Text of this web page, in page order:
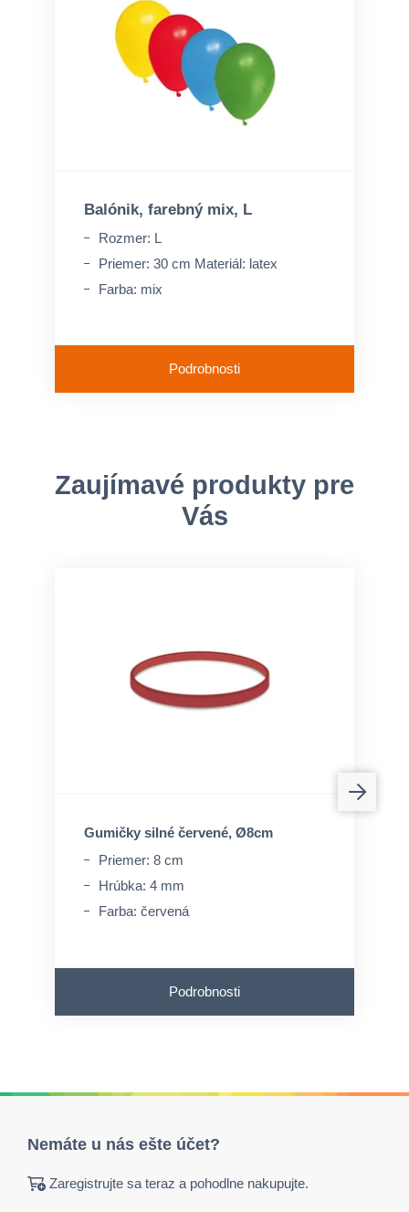
Balónik, farebný mix, L
Rozmer: L
Priemer: 30 cm Materiál: latex
Farba: mix
Podrobnosti
Zaujímavé produkty pre
Vás
Gumičky silné červené, Ø8cm
Priemer: 8 cm
Hrúbka: 4 mm
Farba: červená
Podrobnosti
Nemáte u nás ešte účet?
Zaregistrujte sa teraz a pohodlne nakupujte.